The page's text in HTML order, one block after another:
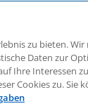
zu bieten. Wir
Daten zur
Ihre Interessen
Cookies zu. Sie